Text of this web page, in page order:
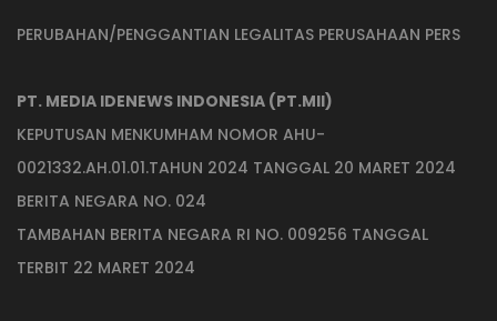
PERUBAHAN/PENGGANTIAN LEGALITAS PERUSAHAAN PERS
PT. MEDIA IDENEWS INDONESIA (PT.MII)
KEPUTUSAN MENKUMHAM NOMOR AHU-
0021332.AH.01.01.TAHUN 2024 TANGGAL 20 MARET 2024
BERITA NEGARA NO. 024
TAMBAHAN BERITA NEGARA RI NO. 009256 TANGGAL
TERBIT 22 MARET 2024